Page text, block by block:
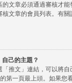
文章必須通過審核才
文章的會員列表。有
己的主題？
推文」連結，可以將自
第一頁最上頭。如果您